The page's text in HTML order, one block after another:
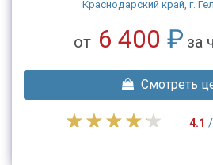
Краснодарский край, г.
от 6 400 ₽ за
Смотреть
4.1